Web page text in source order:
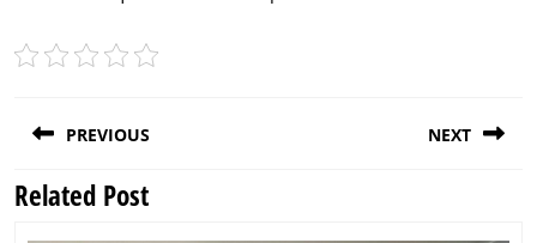
navigation
PREVIOUS
Previous
NEXT
Related Post